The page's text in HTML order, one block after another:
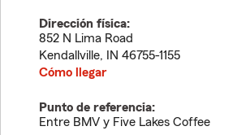
Dirección física:
852 N Lima Road
Kendallville, IN 46755-1155
Cómo llegar
Punto de referencia:
Entre BMV y Five Lakes Coffee